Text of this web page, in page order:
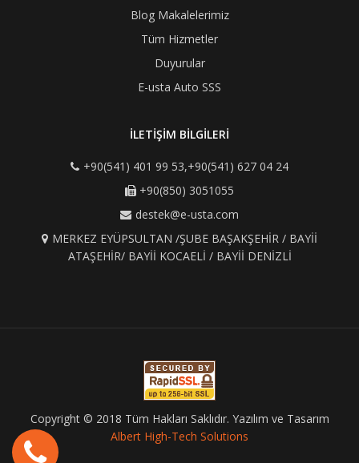
Blog Makalelerimiz
Tüm Hizmetler
Duyurular
E-usta Auto SSS
İLETİŞİM BİLGİLERİ
+90(541) 401 99 53,+90(541) 627 04 24
+90(850) 3051055
destek@e-usta.com
MERKEZ EYÜPSULTAN /ŞUBE BAŞAKŞEHİR / BAYİİ
ATAŞEHİR/ BAYİİ KOCAELİ / BAYİİ DENİZLİ
Copyright © 2018 Tüm Hakları Saklıdır. Yazılım ve Tasarım
Albert High-Tech Solutions